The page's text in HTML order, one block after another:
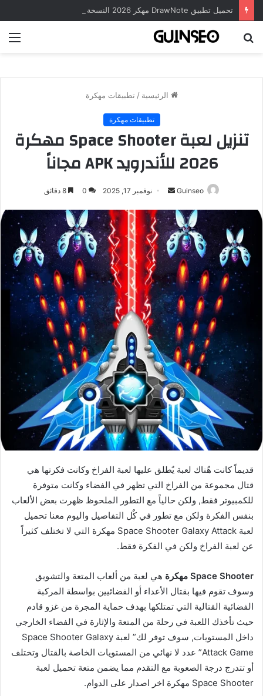
الرئيسية / تطبيقات مهكرة
تطبيقات مهكرة
تنزيل لعبة Space Shooter مهكرة
2026 للأندرويد APK مجاناً
Guinseo
أرسل
إلكترونيا
نوفمبر 17, 2025 0
قديماً كانت هٌناك لعبة يٌطلق عليها لعبة الفراخ وكانت فكرتها هي
قتال مجموعة من الفراخ التي تظهر في الفضاء وكانت متوفرة
للكمبيوتر فقط, ولكن حالياً مع التطور الملحوظ ظهرت بعض الألعاب
بنفس الفكرة ولكن مع تطور في كٌل التفاصيل واليوم معنا تحميل
لعبة Space Shooter Galaxy Attack مهكرة التي لا تختلف كثيراً
عن لعبة الفراخ ولكن في الفكرة فقط.
Space Shooter مهكرة
هي لعبة من ألعاب المتعة والتشويق
وسوف تقوم فيها بقتال الأعداء أو الفضائيين بواسطة المركبة
الفضائية القتالية التي تمتلكها بهدف حماية المجرة من غزو قادم
حيث تأخذك اللعبة في رحلة من المتعة والإثارة في الفضاء الخارجي
داخل المستويات, سوف توفر لك” لعبة Space Shooter Galaxy
Attack Game” عدد لا نهائي من المستويات الخاصة بالقتال وتختلف
أو تتدرج درجة الصعوبة مع التقدم مما يضمن متعة تحميل لعبة
Space Shooter مهكرة اخر اصدار على الدوام.